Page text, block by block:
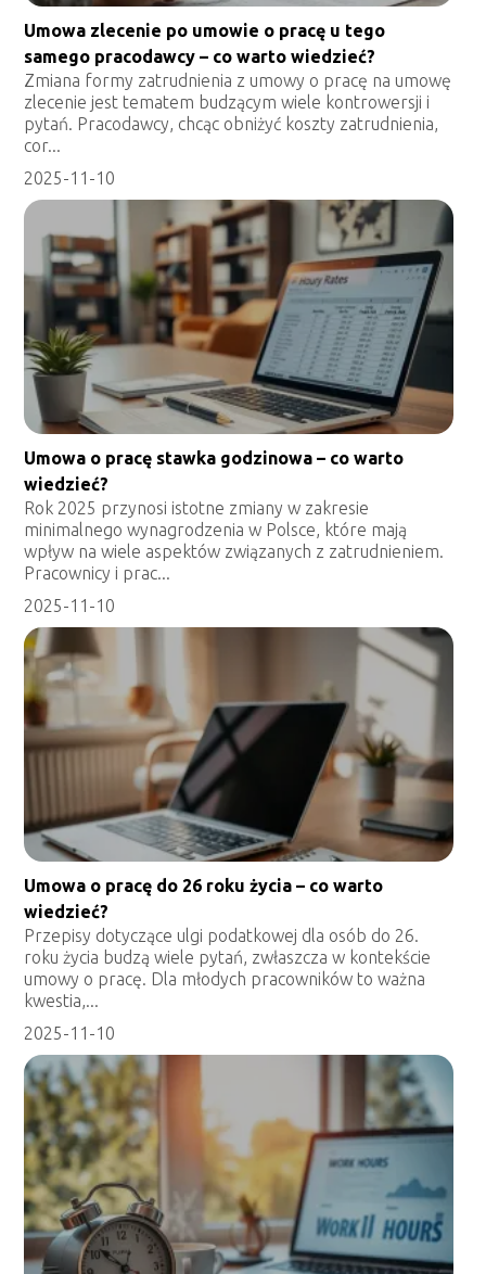
Umowa zlecenie po umowie o pracę u tego
samego pracodawcy – co warto wiedzieć?
Zmiana formy zatrudnienia z umowy o pracę na umowę
zlecenie jest tematem budzącym wiele kontrowersji i
pytań. Pracodawcy, chcąc obniżyć koszty zatrudnienia,
cor...
2025-11-10
Umowa o pracę stawka godzinowa – co warto
wiedzieć?
Rok 2025 przynosi istotne zmiany w zakresie
minimalnego wynagrodzenia w Polsce, które mają
wpływ na wiele aspektów związanych z zatrudnieniem.
Pracownicy i prac...
2025-11-10
Umowa o pracę do 26 roku życia – co warto
wiedzieć?
Przepisy dotyczące ulgi podatkowej dla osób do 26.
roku życia budzą wiele pytań, zwłaszcza w kontekście
umowy o pracę. Dla młodych pracowników to ważna
kwestia,...
2025-11-10